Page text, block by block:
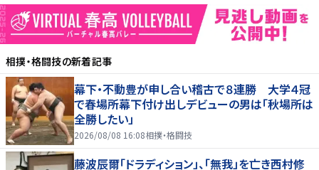
相撲・格闘技の新着記事
幕下・不動豊が申し合い稽古で８連勝 大学４冠
で春場所幕下付け出しデビューの男は「秋場所は
全勝したい」
2026/08/08 16:08相撲・格闘技
藤波辰爾「ドラディション」、「無我」を亡き西村修